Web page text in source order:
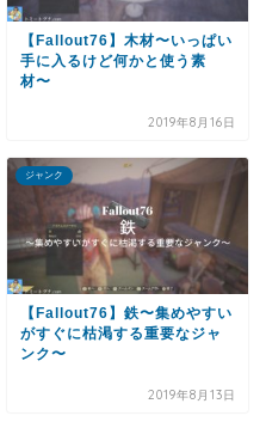
【Fallout76】木材〜いっぱい
手に入るけど何かと使う素
材〜
2019年8月16日
ジャンク
【Fallout76】鉄〜集めやすい
がすぐに枯渇する重要なジャ
ンク〜
2019年8月13日